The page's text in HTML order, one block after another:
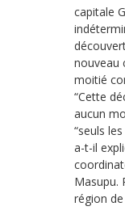
capitale
nouveau
moitié
“Cette
aucun
“seuls
a-t-il
Masupu.
région